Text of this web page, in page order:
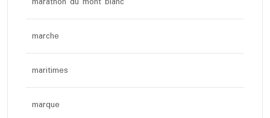
marche
maritimes
marque